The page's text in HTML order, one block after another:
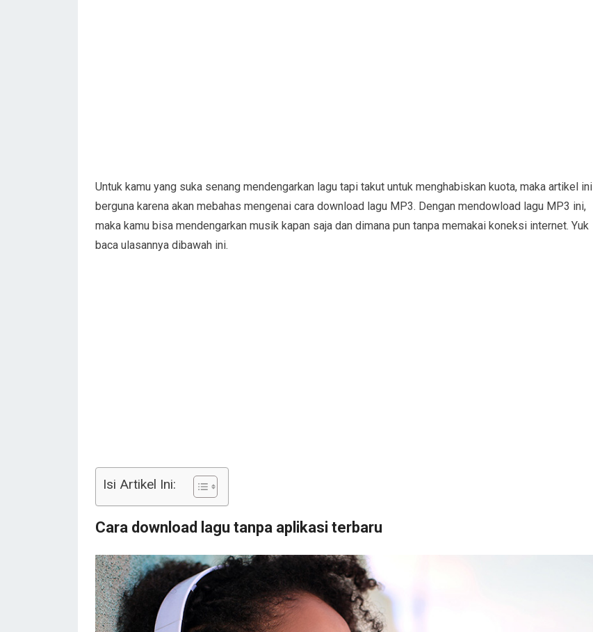
Untuk kamu yang suka senang mendengarkan lagu tapi takut untuk menghabiskan kuota, maka artikel ini
berguna karena akan mebahas mengenai cara download lagu MP3. Dengan mendowload lagu MP3 ini,
maka kamu bisa mendengarkan musik kapan saja dan dimana pun tanpa memakai koneksi internet. Yuk
baca ulasannya dibawah ini.
Isi Artikel Ini:
Cara download lagu tanpa aplikasi terbaru